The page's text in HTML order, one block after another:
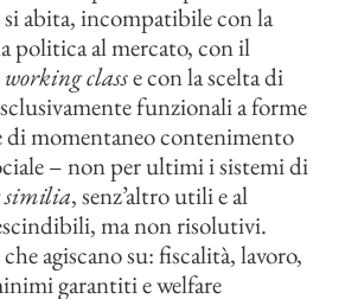
si abita, incompatibile con la
politica al mercato, con il
working classe con la scelta di
funzionali a forme
di momentaneo contenimento
– non per ultimi i sistemi di
similia, senz’altro utili e al
ma non risolutivi.
agiscano su: fiscalità, lavoro,
garantiti e welfare